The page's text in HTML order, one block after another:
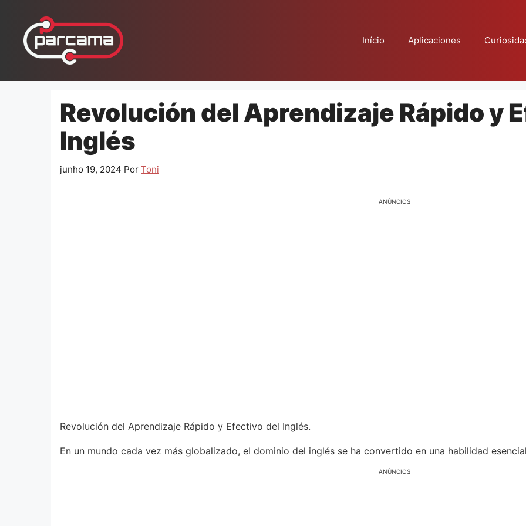
conteúdo
Início Aplicaciones
Revolución del Aprendizaje Rápido y
Inglés
junho 19, 2024 Por Toni
ANÚNCIOS
Revolución del Aprendizaje Rápido y Efectivo del Inglés.
En un mundo cada vez más globalizado, el dominio del inglés se ha convertido en una habilidad
ANÚNCIOS